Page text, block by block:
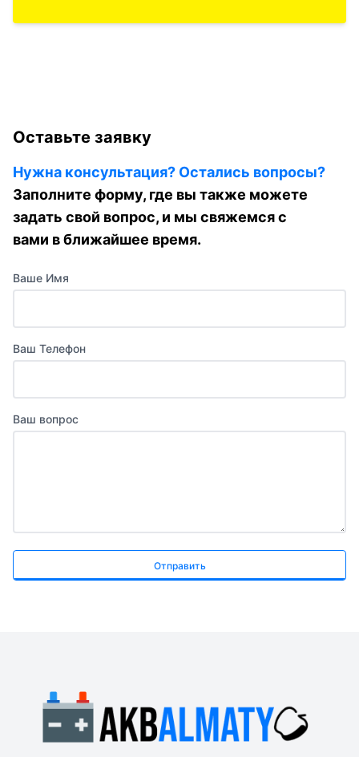
Оставьте заявку
Нужна консультация? Остались вопросы?
Заполните форму, где вы также можете
задать свой вопрос, и мы свяжемся с
вами в ближайшее время.
Ваше Имя
Ваш Телефон
Ваш вопрос
Отправить